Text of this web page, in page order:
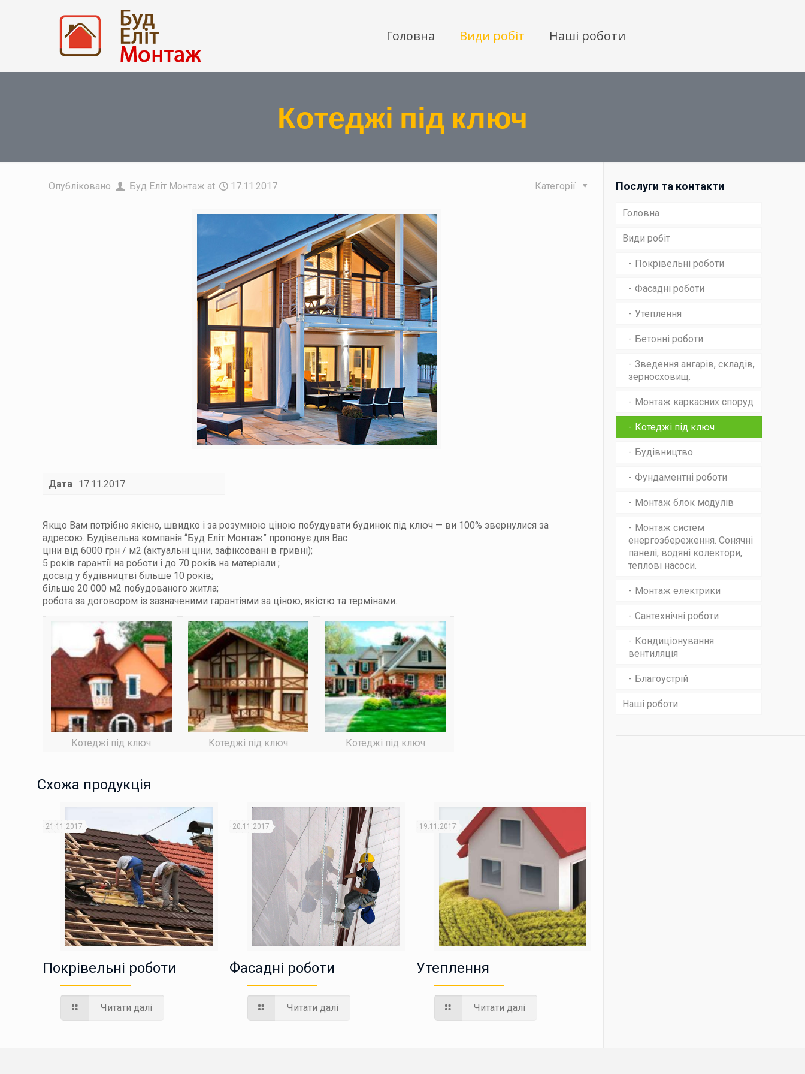
Головна Види робіт Наші роботи
Котеджі під ключ
Опубліковано Буд Еліт Монтаж at 17.11.2017 Категорії
Дата 17.11.2017
Якщо Вам потрібно якісно, швидко і за розумною ціною побудувати будинок під ключ — ви 100% звернулися за
адресою. Будівельна компанія “Буд Еліт Монтаж” пропонує для Вас
ціни від 6000 грн / м2 (актуальні ціни, зафіксовані в гривні);
5 років гарантії на роботи і до 70 років на матеріали ;
досвід у будівництві більше 10 років;
більше 20 000 м2 побудованого житла;
робота за договором із зазначеними гарантіями за ціною, якістю та термінами.
Котеджі під ключ Котеджі під ключ Котеджі під ключ
Схожа продукція
21.11.2017
Покрівельні роботи
Читати далі
20.11.2017
Фасадні роботи
Читати далі
19.11.2017
Утеплення
Читати далі
Послуги та контакти
Головна
Види робіт
Покрівельні роботи
Фасадні роботи
Утеплення
Бетонні роботи
Зведення ангарів, складів,
зерносховищ.
Монтаж каркасних споруд
Котеджі під ключ
Будівництво
Фундаментні роботи
Монтаж блок модулів
Монтаж систем
енергозбереження. Сонячні
панелі, водяні колектори,
теплові насоси.
Монтаж електрики
Сантехнічні роботи
Кондиціонування
вентиляція
Благоустрій
Наші роботи